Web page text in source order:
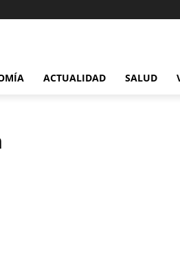
ACTUALIDAD SALUD